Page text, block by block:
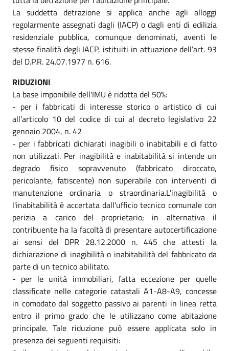
La suddetta detrazione si applica anche agli alloggi
regolarmente assegnati dagli (IACP) o dagli enti di edilizia
residenziale pubblica, comunque denominati, aventi le
stesse finalità degli IACP, istituiti in attuazione dell’art. 93
del D.P.R. 24.07.1977 n. 616.
RIDUZIONI
La base imponibile dell'IMU è ridotta del 50%:
- per i fabbricati di interesse storico o artistico di cui
all'articolo 10 del codice di cui al decreto legislativo 22
gennaio 2004, n. 42
- per i fabbricati dichiarati inagibili o inabitabili e di fatto
non utilizzati. Per inagibilità e inabitabilità si intende un
degrado fisico sopravvenuto (fabbricato diroccato,
pericolante, fatiscente) non superabile con interventi di
manutenzione ordinaria o straordinaria.L'inagibilità o
l'inabitabilità è accertata dall'ufficio tecnico comunale con
perizia a carico del proprietario; in alternativa il
contribuente ha la facoltà di presentare autocertificazione
ai sensi del DPR 28.12.2000 n. 445 che attesti la
dichiarazione di inagibilità o inabitabilità del fabbricato da
parte di un tecnico abilitato.
- per le unità immobiliari, fatta eccezione per quelle
classificate nelle categorie catastali A1-A8-A9, concesse
in comodato dal soggetto passivo ai parenti in linea retta
entro il primo grado che le utilizzano come abitazione
principale. Tale riduzione può essere applicata solo in
presenza dei seguenti requisiti: